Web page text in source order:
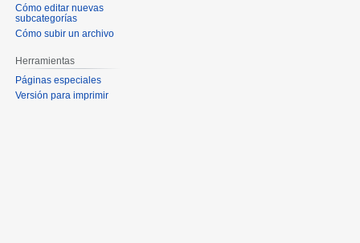
Cómo editar nuevas
subcategorías
Cómo subir un archivo
Herramientas
Páginas especiales
Versión para imprimir